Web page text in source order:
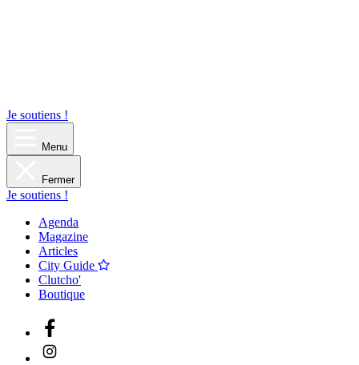
Je soutiens !
Menu
Fermer
Je soutiens !
Agenda
Magazine
Articles
City Guide
Clutcho'
Boutique